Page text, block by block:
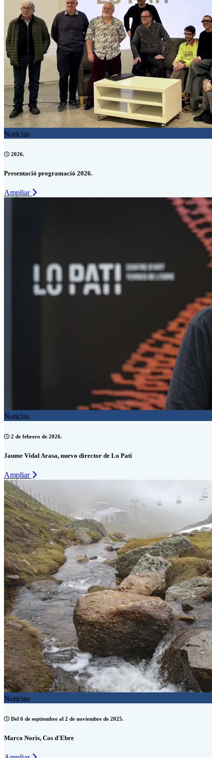
Noticias
2026.
Presentació programació 2026.
Ampliar
Noticias
2 de febrero de 2026.
Jaume Vidal Arasa, nuevo director de Lo Pati
Ampliar
Noticias
Del 6 de septiembre al 2 de noviembre de 2025.
Marco Noris, Cos d'Ebre